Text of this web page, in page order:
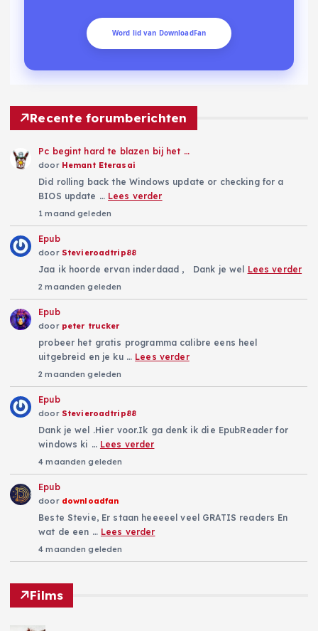
Word lid van DownloadFan
Recente forumberichten
Pc begint hard te blazen bij het …
door Hemant Eterasai
Did rolling back the Windows update or checking for a
BIOS update … Lees verder
1 maand geleden
Epub
door Stevieroadtrip88
Jaa ik hoorde ervan inderdaad , Dank je wel Lees verder
2 maanden geleden
Epub
door peter trucker
probeer het gratis programma calibre eens heel
uitgebreid en je ku … Lees verder
2 maanden geleden
Epub
door Stevieroadtrip88
Dank je wel .Hier voor.Ik ga denk ik die EpubReader for
windows ki … Lees verder
4 maanden geleden
Epub
door downloadfan
Beste Stevie, Er staan heeeeel veel GRATIS readers En
wat de een … Lees verder
4 maanden geleden
Films